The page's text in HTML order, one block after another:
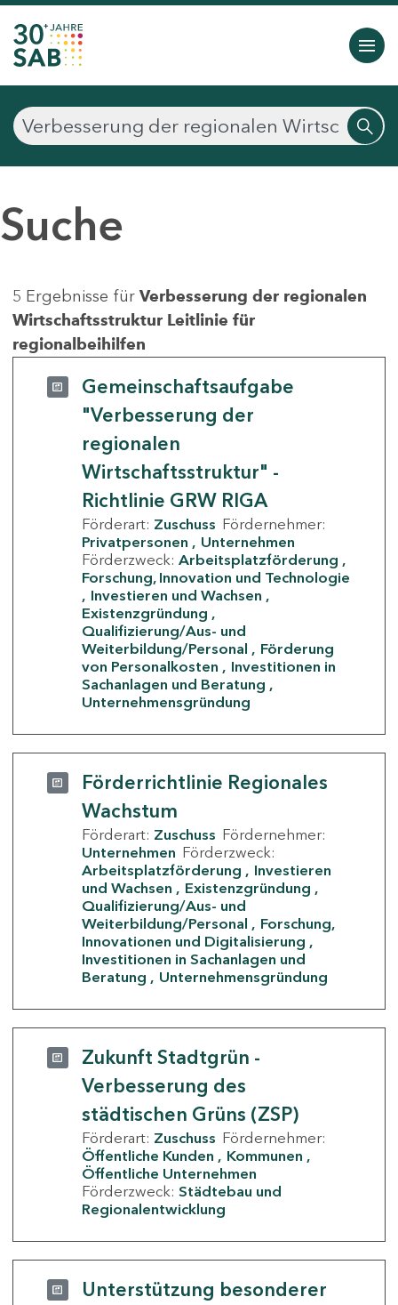
Suche
5 Ergebnisse für Verbesserung der regionalen
Wirtschaftsstruktur Leitlinie für
regionalbeihilfen
Gemeinschaftsaufgabe
"Verbesserung der
regionalen
Wirtschaftsstruktur" -
Richtlinie GRW RIGA
Förderart: Zuschuss Fördernehmer:
Privatpersonen
Unternehmen
Förderzweck: Arbeitsplatzförderung
Forschung, Innovation und Technologie
Investieren und Wachsen
Existenzgründung
Qualifizierung/Aus- und
Weiterbildung/Personal
Förderung
von Personalkosten
Investitionen in
Sachanlagen und Beratung
Unternehmensgründung
Förderrichtlinie Regionales
Wachstum
Förderart: Zuschuss Fördernehmer:
Unternehmen Förderzweck:
Arbeitsplatzförderung
Investieren
und Wachsen
Existenzgründung
Qualifizierung/Aus- und
Weiterbildung/Personal
Forschung,
Innovationen und Digitalisierung
Investitionen in Sachanlagen und
Beratung
Unternehmensgründung
Zukunft Stadtgrün -
Verbesserung des
städtischen Grüns (ZSP)
Förderart: Zuschuss Fördernehmer:
Öffentliche Kunden
Kommunen
Öffentliche Unternehmen
Förderzweck: Städtebau und
Regionalentwicklung
Unterstützung besonderer